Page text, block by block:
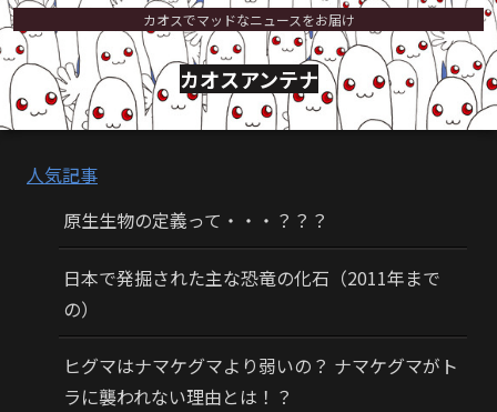
カオスでマッドなニュースをお届け
カオスアンテナ
人気記事
原生生物の定義って・・・？？？
日本で発掘された主な恐竜の化石（2011年まで
の）
ヒグマはナマケグマより弱いの？ ナマケグマがト
ラに襲われない理由とは！？